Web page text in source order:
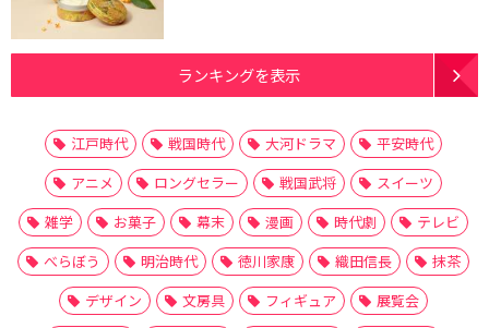
ランキングを表示
江戸時代 戦国時代 大河ドラマ
平安時代
アニメ
ロングセラー 戦国武将
スイーツ
雑学
お菓子 幕末 漫画 時代劇
テレビ
べらぼう
明治時代 徳川家康 織田信長
抹茶
デザイン
文房具 フィギュア
展覧会